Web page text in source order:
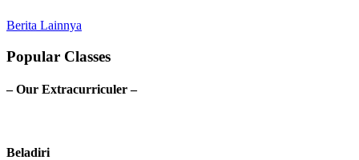
Berita Lainnya
Popular Classes
– Our Extracurriculer –
Beladiri